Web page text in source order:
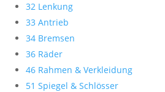
32 Lenkung
33 Antrieb
34 Bremsen
36 Räder
46 Rahmen & Verkleidung
51 Spiegel & Schlösser